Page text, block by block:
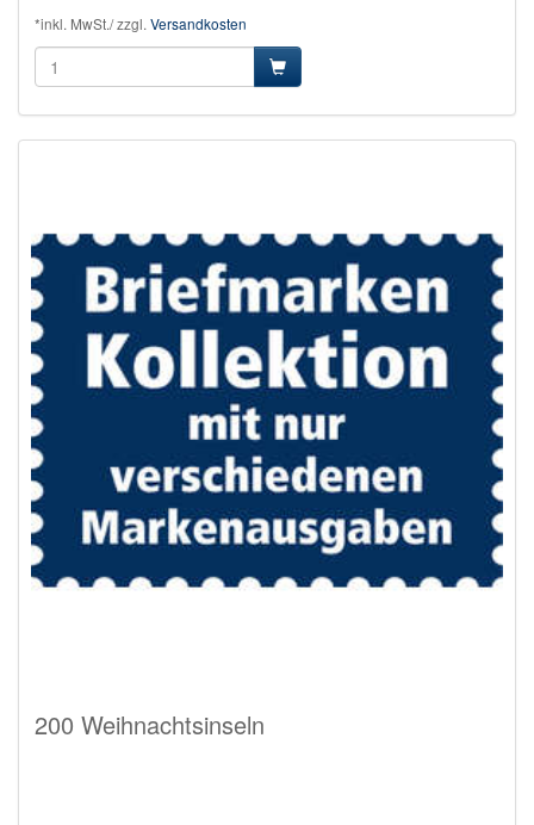
*inkl. MwSt./ zzgl. Versandkosten
200 Weihnachtsinseln